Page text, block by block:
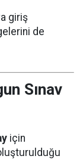
giriş
de
Sınav
için